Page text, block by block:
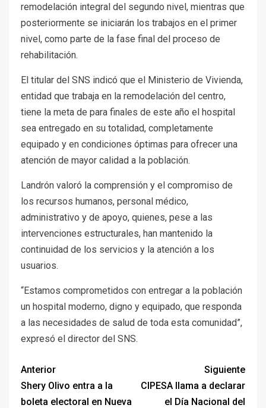
remodelación integral del segundo nivel, mientras que
posteriormente se iniciarán los trabajos en el primer
nivel, como parte de la fase final del proceso de
rehabilitación.
El titular del SNS indicó que el Ministerio de Vivienda,
entidad que trabaja en la remodelación del centro,
tiene la meta de para finales de este año el hospital
sea entregado en su totalidad, completamente
equipado y en condiciones óptimas para ofrecer una
atención de mayor calidad a la población.
Landrón valoró la comprensión y el compromiso de
los recursos humanos, personal médico,
administrativo y de apoyo, quienes, pese a las
intervenciones estructurales, han mantenido la
continuidad de los servicios y la atención a los
usuarios.
“Estamos comprometidos con entregar a la población
un hospital moderno, digno y equipado, que responda
a las necesidades de salud de toda esta comunidad”,
expresó el director del SNS.
Anterior
Shery Olivo entra a la
boleta electoral en Nueva
Siguiente
CIPESA llama a declarar
el Día Nacional del